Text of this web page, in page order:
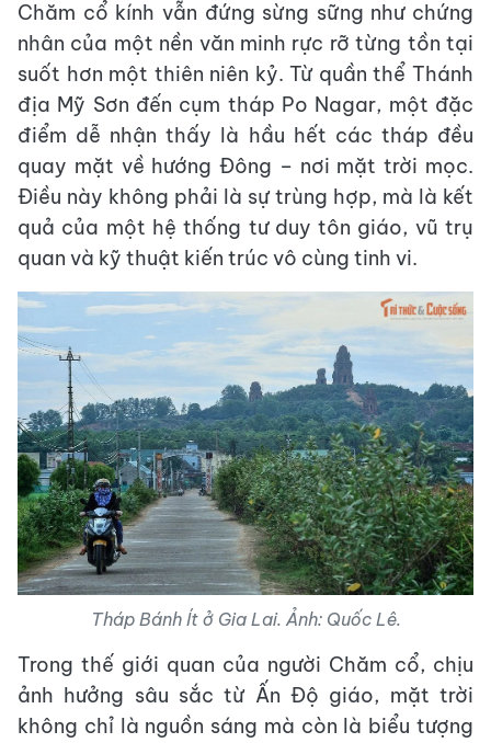
Chăm cổ kính vẫn đứng sừng sững như chứng
nhân của một nền văn minh rực rỡ từng tồn tại
suốt hơn một thiên niên kỷ. Từ quần thể Thánh
địa Mỹ Sơn đến cụm tháp Po Nagar, một đặc
điểm dễ nhận thấy là hầu hết các tháp đều
quay mặt về hướng Đông – nơi mặt trời mọc.
Điều này không phải là sự trùng hợp, mà là kết
quả của một hệ thống tư duy tôn giáo, vũ trụ
quan và kỹ thuật kiến trúc vô cùng tinh vi.
Tháp Bánh Ít ở Gia Lai. Ảnh: Quốc Lê.
Trong thế giới quan của người Chăm cổ, chịu
ảnh hưởng sâu sắc từ Ấn Độ giáo, mặt trời
không chỉ là nguồn sáng mà còn là biểu tượng